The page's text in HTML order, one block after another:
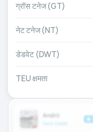
ग्रॉस टनेज (GT)
नेट टनेज (NT)
डेडवेट (DWT)
TEU क्षमता